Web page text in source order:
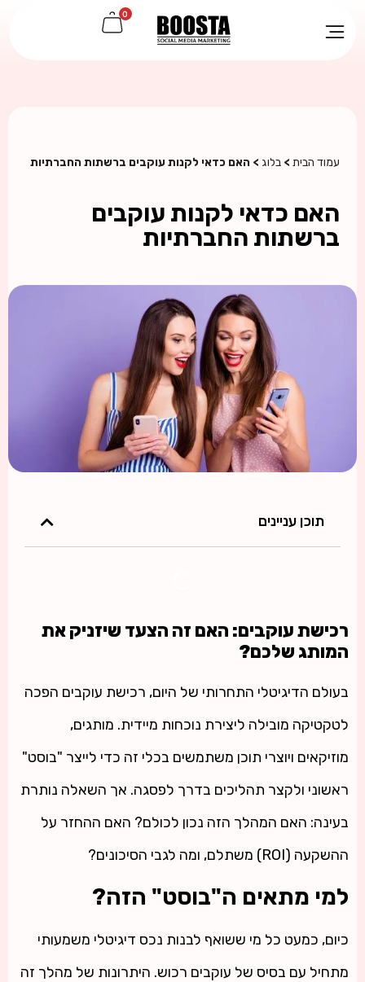
0
עמוד הבית >בלוג > האם כדאי לקנות עוקבים ברשתות החברתיות
האם כדאי לקנות עוקבים
ברשתות החברתיות
תוכן עניינים
רכישת עוקבים: האם זה הצעד שיזניק את
המותג שלכם?
בעולם הדיגיטלי התחרותי של היום, רכישת עוקבים הפכה
לטקטיקה מובילה ליצירת נוכחות מיידית. מותגים,
מוזיקאים ויוצרי תוכן משתמשים בכלי זה כדי לייצר "בוסט"
ראשוני ולקצר תהליכים בדרך לפסגה. אך השאלה נותרת
בעינה: האם המהלך הזה נכון לכולם? האם ההחזר על
ההשקעה (ROI) משתלם, ומה לגבי הסיכונים?
למי מתאים ה"בוסט" הזה?
כיום, כמעט כל מי ששואף לבנות נכס דיגיטלי משמעותי
מתחיל עם בסיס של עוקבים רכוש. היתרונות של מהלך זה